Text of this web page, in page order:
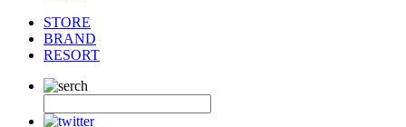
STORE
BRAND
RESORT